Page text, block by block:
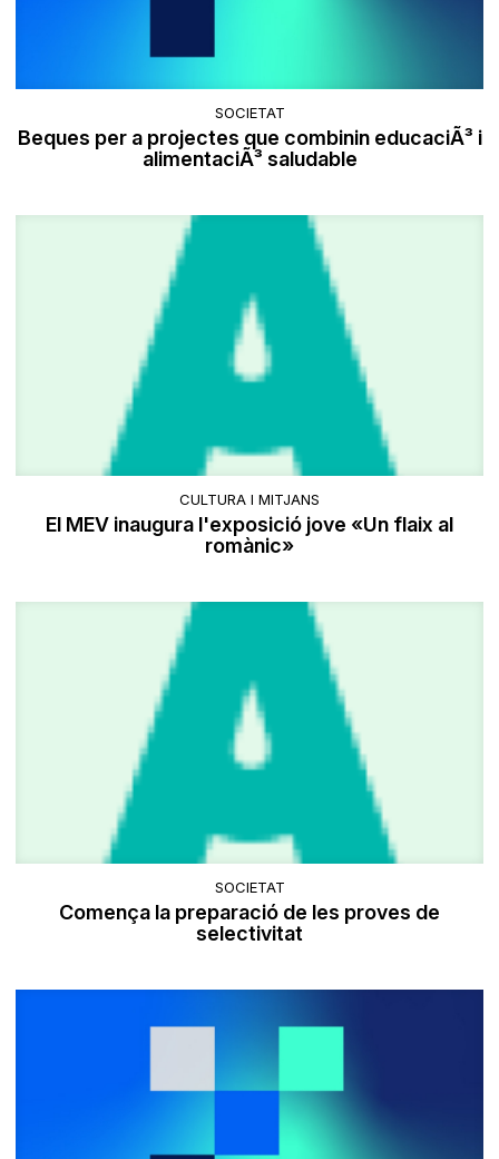
SOCIETAT
Beques per a projectes que combinin educaciÃ³ i
alimentaciÃ³ saludable
CULTURA I MITJANS
El MEV inaugura l'exposició jove «Un flaix al
romànic»
SOCIETAT
Comença la preparació de les proves de
selectivitat